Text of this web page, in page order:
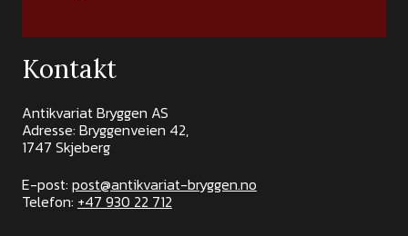
Kontakt
Antikvariat Bryggen AS
Adresse: Bryggenveien 42,
1747 Skjeberg
E-post: post@antikvariat-bryggen.no
Telefon: +47 930 22 712